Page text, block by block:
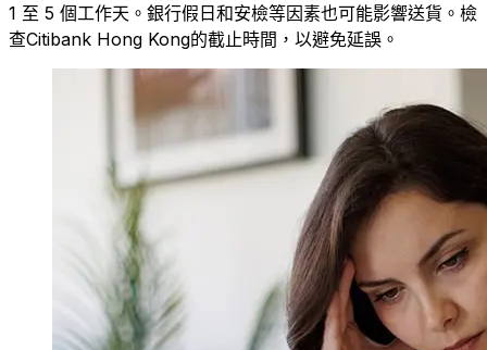
1 至 5 個工作天。銀行假日和安檢等因素也可能影響送貨。檢
查Citibank Hong Kong的截止時間，以避免延誤。